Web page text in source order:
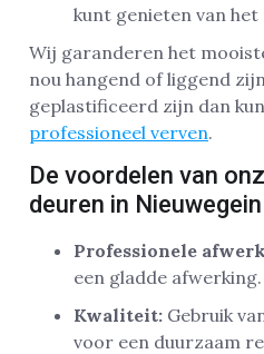
kunt genieten van
Wij garanderen het
nou hangend of liggend
geplastificeerd zijn dan
professioneel verven.
De voordelen van
deuren in Nieuwegein
Professionele
een gladde afwerking.
Kwaliteit: Gebruik
voor een duurzaam